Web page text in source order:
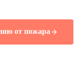
от пожара